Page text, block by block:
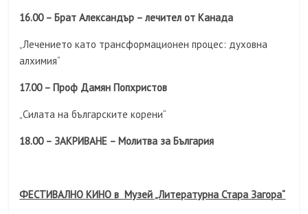
16.00 – БратАлександър – лечител от Канада
„Лечението като трансформационен процес: духовна
алхимия“
17.00 – Проф Дамян Попхристов
„Силата на българските корени“
18.00 – ЗАКРИВАНЕ – Молитва за България
ФЕСТИВАЛНО КИНО в Музей „Литературна Стара Загора“